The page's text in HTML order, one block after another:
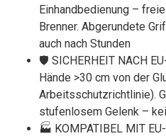
Einhandbedienung –
Brenner. Abgerundete
auch nach Stunden
🛡️ SICHERHEIT NACH
Hände >30 cm von der
Arbeitsschutzrichtlinie).
stufenlosem Gelenk –
🏭 KOMPATIBEL MIT